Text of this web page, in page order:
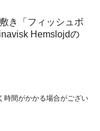
き「フィッシュボ
Hemslojdの
時間がかかる場合がござい